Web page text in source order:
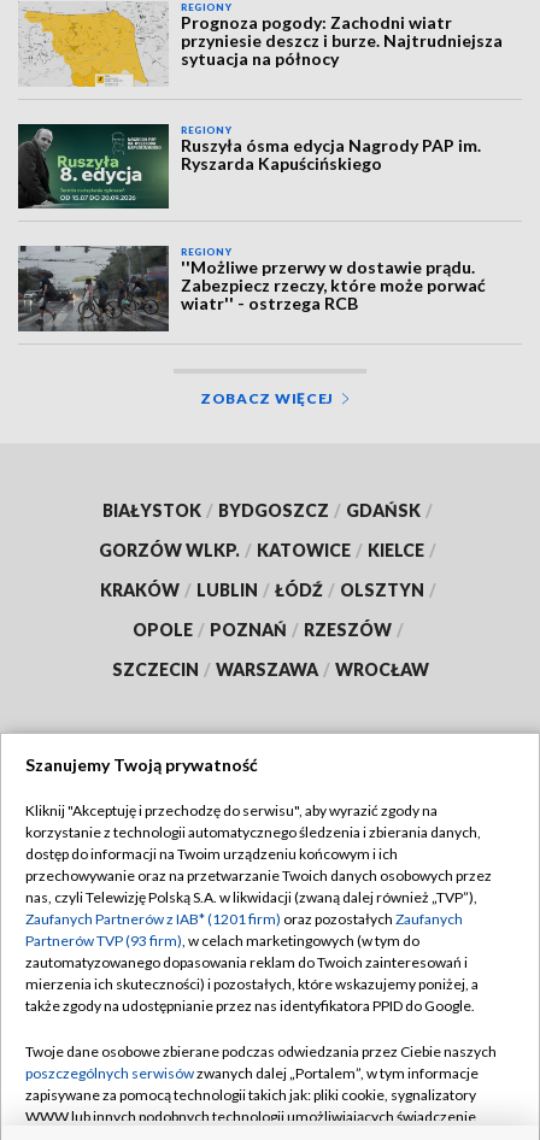
REGIONY
Prognoza pogody: Zachodni wiatr
przyniesie deszcz i burze. Najtrudniejsza
sytuacja na północy
REGIONY
Ruszyła ósma edycja Nagrody PAP im.
Ryszarda Kapuścińskiego
REGIONY
''Możliwe przerwy w dostawie prądu.
Zabezpiecz rzeczy, które może porwać
wiatr'' - ostrzega RCB
ZOBACZ WIĘCEJ
BIAŁYSTOK / BYDGOSZCZ / GDAŃSK /
GORZÓW WLKP. / KATOWICE / KIELCE /
KRAKÓW / LUBLIN / ŁÓDŹ / OLSZTYN /
OPOLE / POZNAŃ / RZESZÓW /
SZCZECIN / WARSZAWA / WROCŁAW
TVP
Abonament TVP
Emisja w TVP
Centrum informacji TVP
Naziemna Telewizja Cyfrowa
Rada Programowa
System NOS
Regulamin TVP
Polityka prywatności
Moje zgody
Pomoc
Kontakt
Szanujemy Twoją prywatność
Kliknij "Akceptuję i przechodzę do serwisu", aby wyrazić zgody na
korzystanie z technologii automatycznego śledzenia i zbierania danych,
dostęp do informacji na Twoim urządzeniu końcowym i ich
przechowywanie oraz na przetwarzanie Twoich danych osobowych przez
nas, czyli Telewizję Polską S.A. w likwidacji (zwaną dalej również „TVP”),
Zaufanych Partnerów z IAB* (1201 firm) oraz pozostałych Zaufanych
Partnerów TVP (93 firm), w celach marketingowych (w tym do
zautomatyzowanego dopasowania reklam do Twoich zainteresowań i
mierzenia ich skuteczności) i pozostałych, które wskazujemy poniżej, a
także zgody na udostępnianie przez nas identyfikatora PPID do Google.
Twoje dane osobowe zbierane podczas odwiedzania przez Ciebie naszych
poszczególnych serwisówzwanych dalej „Portalem”, w tym informacje
zapisywane za pomocą technologii takich jak: pliki cookie, sygnalizatory
WWW lub innych podobnych technologii umożliwiających świadczenie